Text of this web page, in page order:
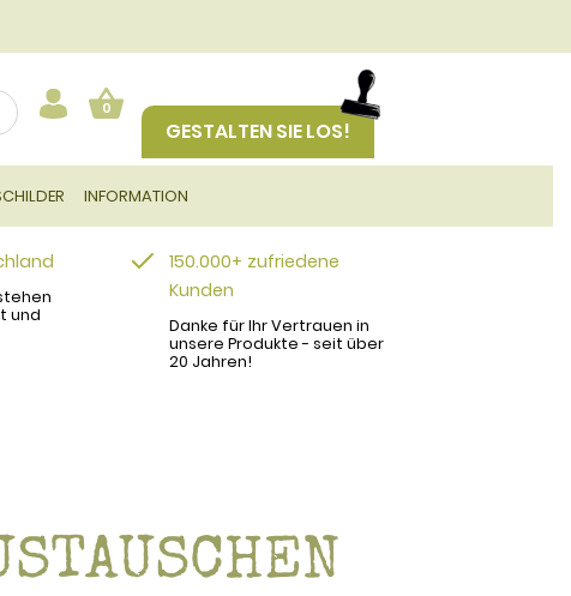
0
GESTALTEN SIE LOS!
INFORMATION
und
150.000+ zufriedene
Kunden
Danke für Ihr Vertrauen in
unsere Produkte - seit über
20 Jahren!